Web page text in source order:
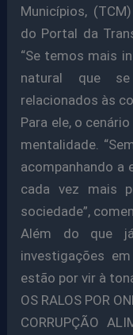
Municípios,
do Portal da
“Se temos mais
natural que se
relacionados às
Para ele, o
mentalidade.
acompanhando a
cada vez mais
sociedade”,
Além do que
investigações
estão por vir à
OS RALOS POR
CORRUPÇÃO